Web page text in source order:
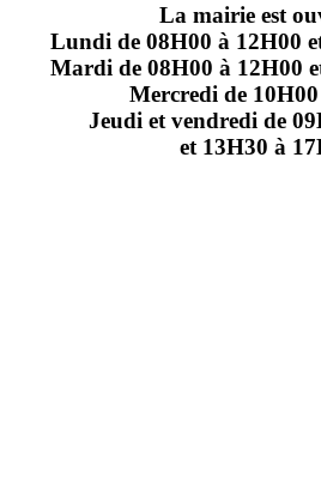
La mairie est
Lundi de 08H00 à 12H00
Mardi de 08H00 à 12H00
Mercredi de
Jeudi et vendredi de
et 13H30 à